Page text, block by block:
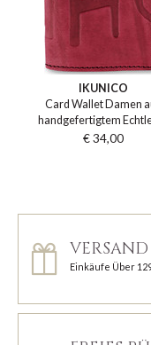
IKUNICO
Card Wallet Damen
handgefertigtem
€ 34,00
Einkäufe Über